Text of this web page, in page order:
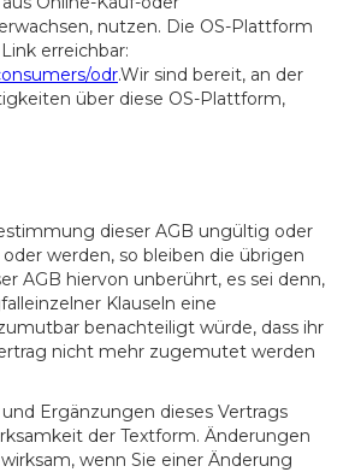
nutzen. Die OS-Plattform
erreichbar:
odr.Wir sind bereit, an der
über diese OS-Plattform,
dieser AGB ungültig oder
werden, so bleiben die übrigen
AGB hiervon unberührt, es sei denn,
Klauseln eine
benachteiligt würde, dass ihr
nicht mehr zugemutet werden
Ergänzungen dieses Vertrags
der Textform. Änderungen
wenn Sie einer Änderung